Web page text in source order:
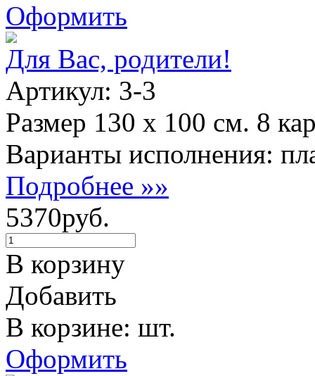
Оформить
Для Вас, родители!
Артикул: 3-3
Размер 130 х 100 см. 8
Варианты исполнения:
Подробнее »»
5370руб.
В корзину
Добавить
В корзине: шт.
Оформить